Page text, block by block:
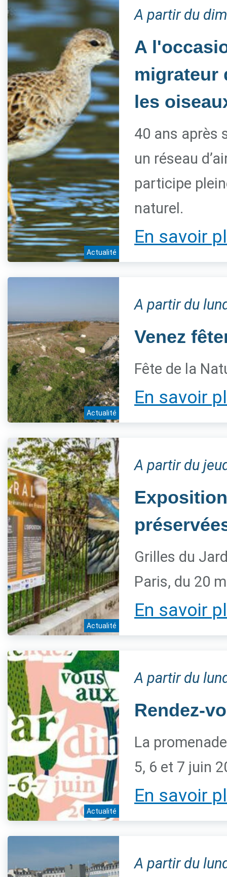
Actualité
A partir du
A
migrateur
les
40 ans après
un réseau
participe
naturel.
En savoir
Actualité
A partir du
Venez
Fête de la
En savoir
Actualité
A partir du
Grilles du
Paris, du 20
En savoir
Actualité
A partir du
Rendez-
La
5, 6 et 7 juin
En savoir
A partir du